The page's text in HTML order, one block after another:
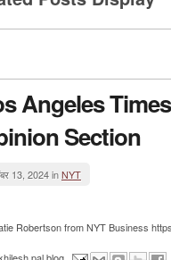
Angeles
Section
13, 2024 inNYT
Robertson from NYT Business